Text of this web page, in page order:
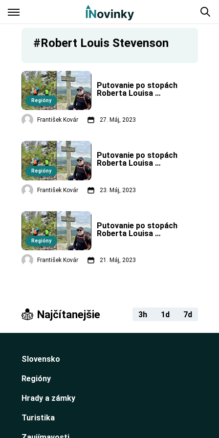
#Robert Louis Stevenson
Regióny
Putovanie po stopách
Roberta Louisa
koniec.
František Kovár 27. Máj, 2023
Regióny
Putovanie po stopách
Roberta Louisa
František Kovár 23. Máj, 2023
Regióny
Putovanie po stopách
Roberta Louisa
František Kovár 21. Máj, 2023
Najčítanejšie 3h 1d 7d
Slovensko
Regióny
Hrady a zámky
Turistika